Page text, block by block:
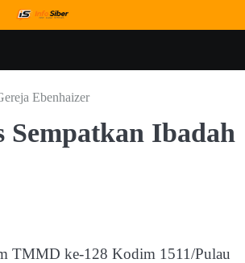
Ebenhaizer
Sempatkan Ibadah
TMMD ke-128 Kodim 1511/Pulau